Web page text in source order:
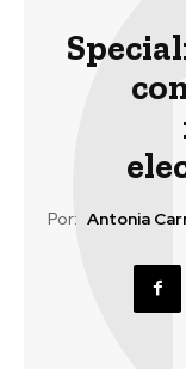
Por: Antonia